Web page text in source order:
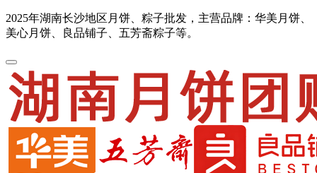
2025年湖南长沙地区月饼、粽子批发，主营品牌：华美月饼、
美心月饼、良品铺子、五芳斋粽子等。